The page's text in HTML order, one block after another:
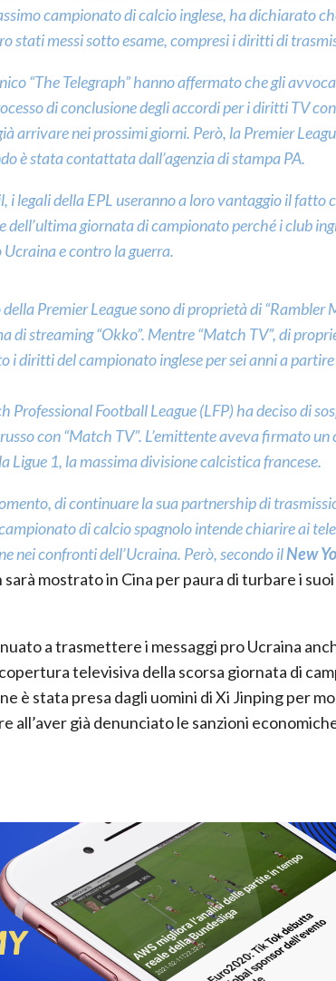
campionato di calcio inglese, ha dichiarato
stati messi sotto esame, compresi i diritti di
“The Telegraph” hanno affermato che gli
di conclusione degli accordi per i diritti TV
arrivare nei prossimi giorni. Però, la Premier
è stata contattata dall’agenzia di stampa PA.
legali della EPL useranno a loro vantaggio il fatto
dell’ultima giornata di campionato perché i club
e contro la guerra.
Premier League sono di proprietà di “Rambler
streaming “Okko”. Mentre “Match TV”, di
i diritti del campionato inglese per sei anni a
Professional Football League (LFP) ha deciso di
con “Match TV”. L’emittente aveva firmato
Ligue 1, la massima divisione calcistica francese.
di continuare la sua partnership di
di calcio spagnolo intende chiarire ai
nei confronti dell’Ucraina. Però, secondo ilNew
mostrato in Cina per paura di turbare i
a trasmettere i messaggi pro Ucraina
televisiva della scorsa giornata di
è stata presa dagli uomini di Xi Jinping per
all’aver già denunciato le sanzioni